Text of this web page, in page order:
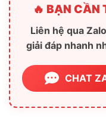
🔥 BẠN CẦN
Liên hệ qua
giải đáp nhanh
CHAT